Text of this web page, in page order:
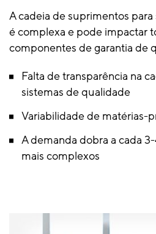
A cadeia de suprimentos
é complexa e pode impactar
componentes de garantia de
Falta de transparência na
sistemas de qualidade
Variabilidade de matérias-
A demanda dobra a cada
mais complexos